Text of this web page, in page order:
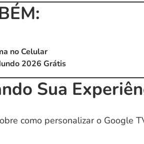
no Celular
2026 Grátis
Sua
como personalizar o Google